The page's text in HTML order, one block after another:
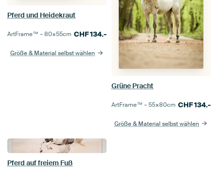
Pferd und Heidekraut
ArtFrame™ –80×55cm CHF134.-
Größe & Material selbst wählen
Grüne Pracht
ArtFrame™ –55×80cm CHF134.-
Größe & Material selbst wählen
Pferd auf freiem Fuß